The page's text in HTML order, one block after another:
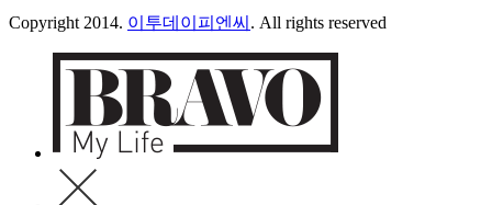
Copyright 2014. 이투데이피엔씨 . All rights reserved